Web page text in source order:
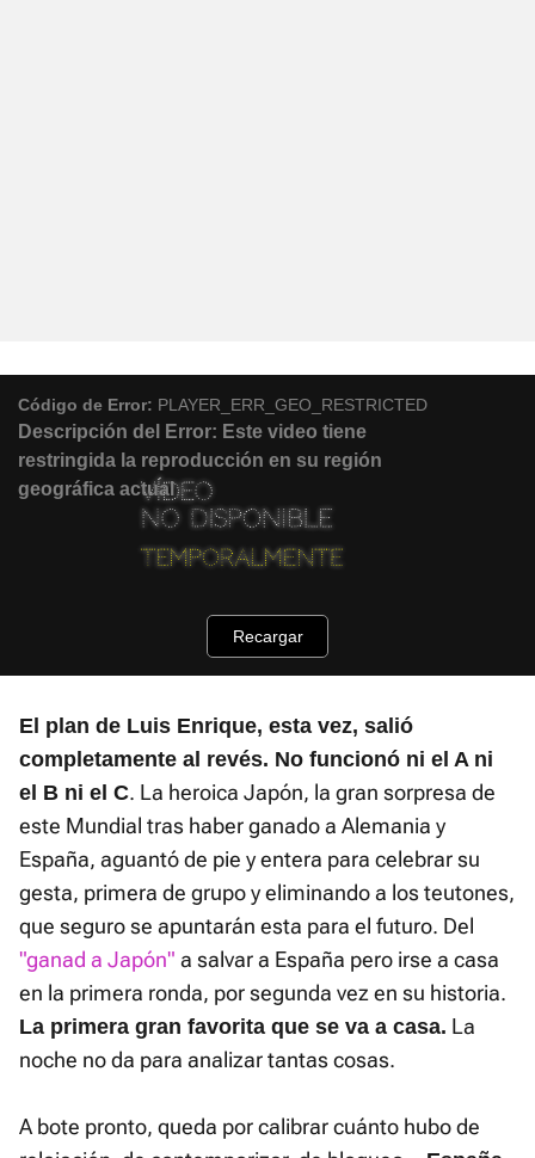
Código de Error: PLAYER_ERR_GEO_RESTRICTED
Descripción del Error: Este video tiene
restringida la reproducción en su región
geográfica actual
Recargar
El plan de Luis Enrique, esta vez, salió
completamente al revés. No funcionó ni el A ni
el B ni el C. La heroica Japón, la gran sorpresa de
este Mundial tras haber ganado a Alemania y
España, aguantó de pie y entera para celebrar su
gesta, primera de grupo y eliminando a los teutones,
que seguro se apuntarán esta para el futuro. Del
"ganad a Japón" a salvar a España pero irse a casa
en la primera ronda, por segunda vez en su historia.
La primera gran favorita que se va a casa. La
noche no da para analizar tantas cosas.
A bote pronto, queda por calibrar cuánto hubo de